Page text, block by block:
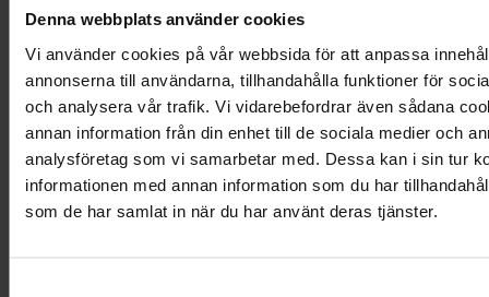
Denna webbplats använder cookies
Vi använder cookies på vår webbsida för att anpassa
annonserna till användarna, tillhandahålla funktioner för
och analysera vår trafik. Vi vidarebefordrar även sådana
annan information från din enhet till de sociala medier och
analysföretag som vi samarbetar med. Dessa kan i sin tur
informationen med annan information som du har
som de har samlat in när du har använt deras tjänster.
11 695 kr
Visa mer